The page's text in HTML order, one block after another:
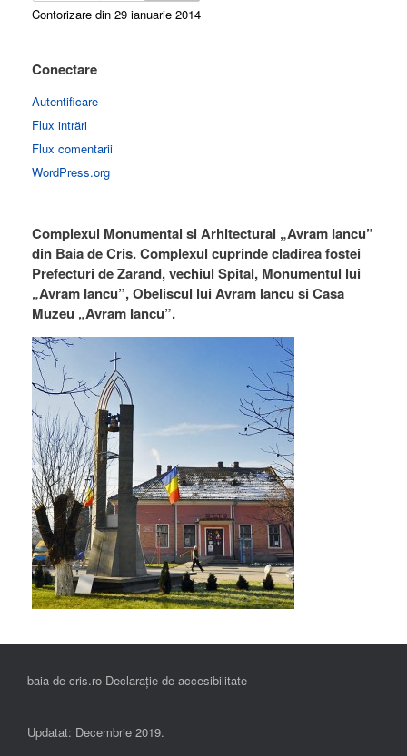
Contorizare din 29 ianuarie 2014
Conectare
Autentificare
Flux intrări
Flux comentarii
WordPress.org
Complexul Monumental si Arhitectural „Avram Iancu”
din Baia de Cris. Complexul cuprinde cladirea fostei
Prefecturi de Zarand, vechiul Spital, Monumentul lui
„Avram Iancu”, Obeliscul lui Avram Iancu si Casa
Muzeu „Avram Iancu”.
baia-de-cris.ro Declarație de accesibilitate
Updatat: Decembrie 2019.